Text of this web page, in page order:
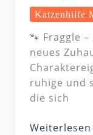
Katzenhilfe
🐾 Fraggle
neues
ruhige und
die sich
Weiterlesen